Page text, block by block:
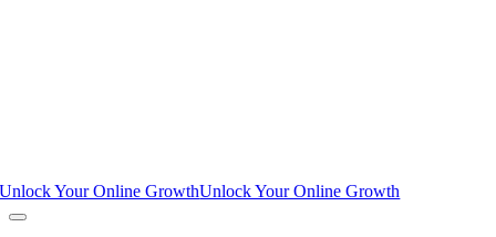
Unlock Your Online GrowthUnlock Your Online Growth